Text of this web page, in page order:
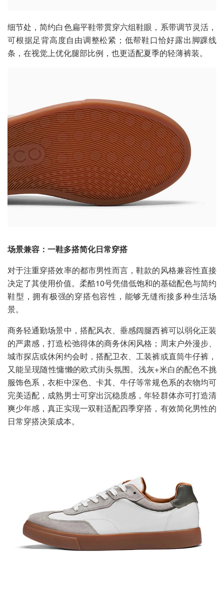
细节处，简约白色扁平鞋带贯穿六组鞋眼，系带调节灵活，
可根据足背高度自由调整松紧；低帮鞋口恰好露出脚踝线
条，在视觉上优化腿部比例，也更适配夏季的轻薄裤装。
场景兼容：一鞋多搭简化日常穿搭
对于注重穿搭效率的都市男性而言，鞋款的风格兼容性直接
决定了其使用价值。柔酷10号凭借低饱和的基础配色与简约
鞋型，拥有极强的穿搭包容性，能够无缝衔接多种生活场
景。
商务轻通勤场景中，搭配风衣、垂感阔腿西裤可以弱化正装
的严肃感，打造松弛得体的商务休闲风格；周末户外漫步、
城市探店或休闲约会时，搭配卫衣、工装裤或直筒牛仔裤，
又能呈现随性慵懒的欧式街头氛围。浅灰+米白的配色不挑
服饰色系，衣柜中深色、卡其、牛仔等常规色系的衣物均可
完美适配，成熟男士可穿出沉稳质感，年轻群体亦可打造清
爽少年感，真正实现一双鞋适配四季穿搭，有效简化男性的
日常穿搭决策成本。